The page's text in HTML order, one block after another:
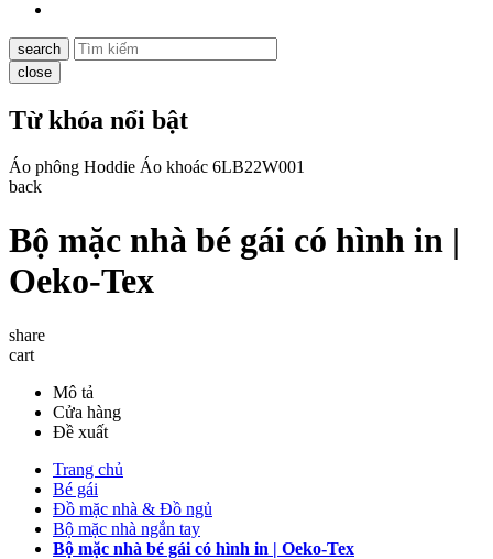
search
close
Từ khóa nổi bật
Áo phông Hoddie Áo khoác 6LB22W001
back
Bộ mặc nhà bé gái có hình in |
Oeko-Tex
share
cart
Mô tả
Cửa hàng
Đề xuất
Trang chủ
Bé gái
Đồ mặc nhà & Đồ ngủ
Bộ mặc nhà ngắn tay
Bộ mặc nhà bé gái có hình in | Oeko-Tex